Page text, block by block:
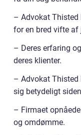
– Advokat Thisted
for en bred vifte af
– Deres erfaring
deres klienter.
– Advokat Thisted
sig betydeligt
– Firmaet
og omdømme.